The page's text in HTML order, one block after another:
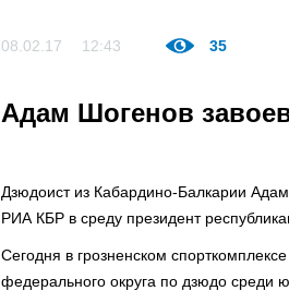
08.02.17 12:43 35
Адам Шогенов
Дзюдоист из Кабардино-Балкарии
РИА КБР в среду президент
Сегодня в грозненском
федерального округа по дзюдо среди